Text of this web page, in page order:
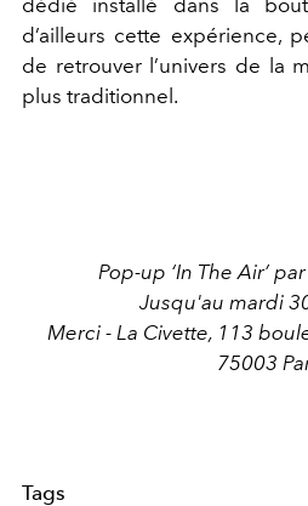
dédié installé dans la
d’ailleurs cette expérience,
de retrouver l’univers de la
plus traditionnel.
Pop-up ‘In The Air’
Jusqu'au mardi
Merci - La Civette, 113
75003
Tags